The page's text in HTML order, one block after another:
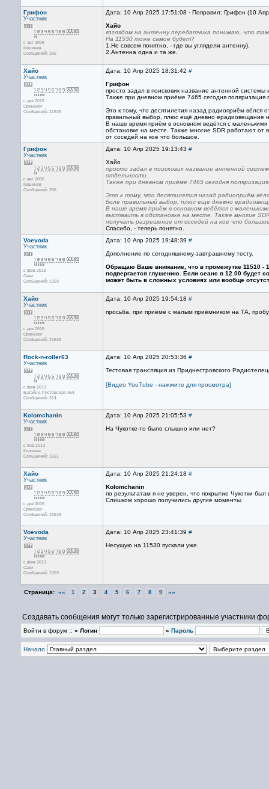
Грифон
Участник
с авг 2006
Кишинев
Сообщений: 256
Дата: 10 Апр 2025 17:51:08 · Поправил: Грифон (10
Хайо
взглядом на антенну передатчика понимаю, что
На 11530 тоже самое будет?
1.Не совсем понятно, - где вы углядели антенну).
2.Антенна одна и та же.
Хайо
Участник
с дек 2015
Оренбург
Сообщений: 21539
Дата: 10 Апр 2025 18:31:42 #
Грифон
просто задал в поисковик название антенной
Также при дневном приёме 7465 сегодня поляризация
Это к тому, что десятилетия назад радиоприём вёлся
правильный выбор, плюс ещё дневно ерадиовещание
В наше время приём в основном ведётся с
обстановке на месте. Также многие SDR работают от
от соседей на кое что большое.
Грифон
Участник
с авг 2006
Кишинев
Сообщений: 256
Дата: 10 Апр 2025 19:13:43 #
Хайо
просто задал в поисковик название антенной
отдельности.
Также при дневном приёме 7465 сегодня
Это к тому, что десятилетия назад радиоприём
боле правильный выбор, плюс ещё дневно
В наше время приём в основном ведётся с
выставить в обстановке на месте. Также многие
получать разрешение от соседей на кое что
Спасибо, - теперь понятно.
Voevoda
Участник
с фев 2019
Саки
Сообщений: 1059
Дата: 10 Апр 2025 19:48:39 #
Дополнение по сегодняшнему-завтрашнему тесту.
Обращаю Ваше внимание, что в промежутке 11510 -
подвергается глушению. Если сеанс в 12.00 будет
может быть в сложных условиях или вообще
Хайо
Участник
с дек 2015
Оренбург
Сообщений: 21539
Дата: 10 Апр 2025 19:54:18 #
просьба, при приёме с малым приёмником на ТА,
Rock-n-roller63
Участник
с фев 2019
Батайск, Ростовская обл.
Сообщений: 314
Дата: 10 Апр 2025 20:53:36 #
Тестовая трансляция из Приднестровского
[Видео YouTube - нажмите для просмотра]
Kolomchanin
Участник
с янв 2013
Коломна
Сообщений: 1651
Дата: 10 Апр 2025 21:05:53 #
На Чукотке-то было слышно или нет?
Хайо
Участник
с дек 2015
Оренбург
Сообщений: 21539
Дата: 10 Апр 2025 21:24:18 #
Kolomchanin
по результатам я не уверен, что покрытие Чукотки был
Слишком хорошо получились другие моменты.
Voevoda
Участник
с фев 2019
Саки
Сообщений: 1059
Дата: 10 Апр 2025 23:41:39 #
Несущую на 11530 пускали уже.
Страница: «« 1 2 3 4 5 6 7 8 9 »»
Создавать сообщения могут только зарегистрированные участники
Войти в форум :: » Логин » Пароль
Начало